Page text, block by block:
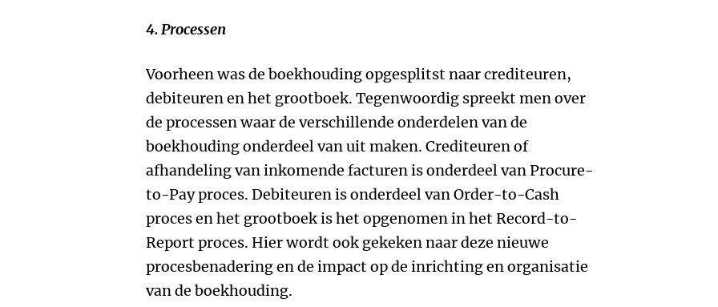
4. Processen
Voorheen was de boekhouding opgesplitst naar crediteuren,
debiteuren en het grootboek. Tegenwoordig spreekt men over
de processen waar de verschillende onderdelen van de
boekhouding onderdeel van uit maken. Crediteuren of
afhandeling van inkomende facturen is onderdeel van Procure-
to-Pay proces. Debiteuren is onderdeel van Order-to-Cash
proces en het grootboek is het opgenomen in het Record-to-
Report proces. Hier wordt ook gekeken naar deze nieuwe
procesbenadering en de impact op de inrichting en organisatie
van de boekhouding.